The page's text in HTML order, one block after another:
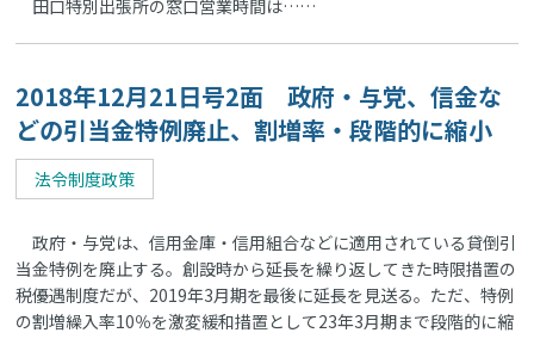
田口特別出張所の窓口営業時間は……
2018年12月21日号2面 政府・与党、信金な
どの引当金特例廃止、割増率・段階的に縮小
法令制度政策
政府・与党は、信用金庫・信用組合などに適用されている貸倒引
当金特例を廃止する。創設時から延長を繰り返してきた時限措置の
税優遇制度だが、2019年3月期を最後に延長を見送る。ただ、特例
の割増繰入率10％を激変緩和措置として23年3月期まで段階的に縮